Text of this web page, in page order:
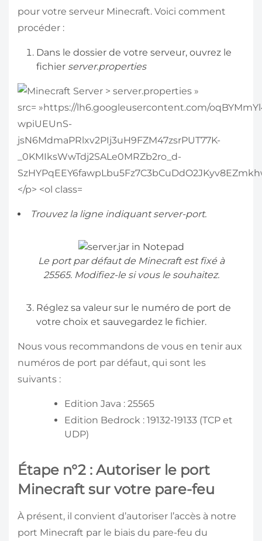
pour votre serveur Minecraft. Voici comment
procéder :
Dans le dossier de votre serveur, ouvrez le
fichier server.properties
Trouvez la ligne indiquant server-port.
Le port par défaut de Minecraft est fixé à
25565. Modifiez-le si vous le souhaitez.
Réglez sa valeur sur le numéro de port de
votre choix et sauvegardez le fichier.
Nous vous recommandons de vous en tenir aux
numéros de port par défaut, qui sont les
suivants :
Edition Java : 25565
Edition Bedrock : 19132-19133 (TCP et
UDP)
Étape n°2 : Autoriser le port
Minecraft sur votre pare-feu
À présent, il convient d’autoriser l’accès à notre
port Minecraft par le biais du pare-feu du